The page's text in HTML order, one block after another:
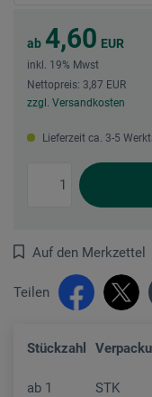
ab 4,60 EUR
inkl. 19% Mwst
Nettopreis: 3,87 EUR
zzgl. Versandkosten
Lieferzeit ca. 3-5
Auf den Merkzettel
Teilen
Stückzahl
ab 1 STK